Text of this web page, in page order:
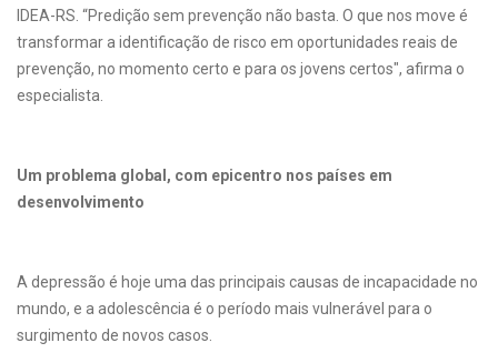
IDEA-RS. “Predição sem prevenção não basta. O que nos move é
transformar a identificação de risco em oportunidades reais de
prevenção, no momento certo e para os jovens certos", afirma o
especialista.
Um problema global, com epicentro nos países em
desenvolvimento
A depressão é hoje uma das principais causas de incapacidade no
mundo, e a adolescência é o período mais vulnerável para o
surgimento de novos casos.